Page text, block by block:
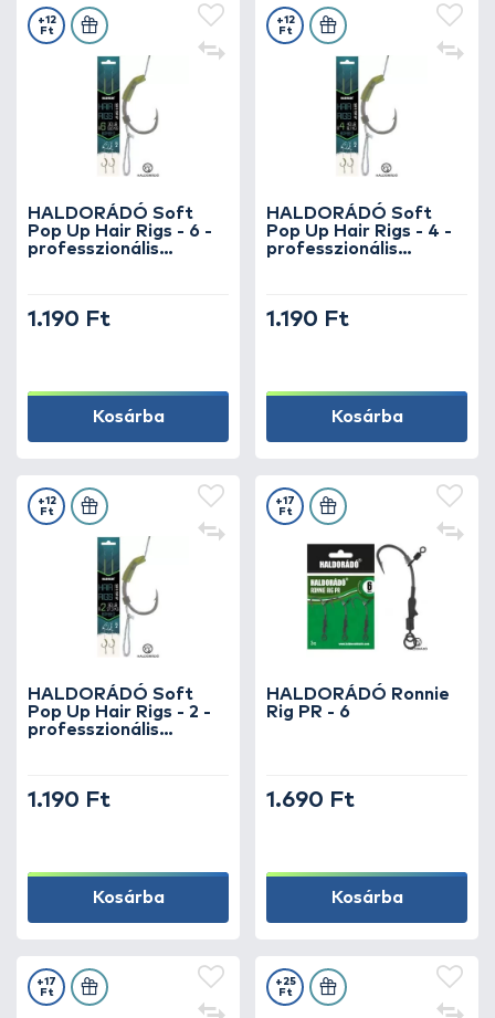
HALDORÁDÓ Soft
Pop Up Hair Rigs - 6 -
professzionális
+12
Ft
1.190 Ft
Kosárba
HALDORÁDÓ Soft
Pop Up Hair Rigs - 4 -
professzionális
+12
Ft
1.190 Ft
Kosárba
HALDORÁDÓ Soft
Pop Up Hair Rigs - 2 -
professzionális
+12
Ft
1.190 Ft
Kosárba
HALDORÁDÓ Ronnie
Rig PR - 6
+17
Ft
1.690 Ft
Kosárba
+17
Ft
+25
Ft